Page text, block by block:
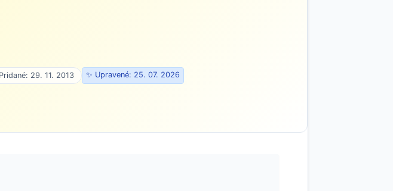
29. 11. 2013 ✨ Upravené: 25. 07. 2026